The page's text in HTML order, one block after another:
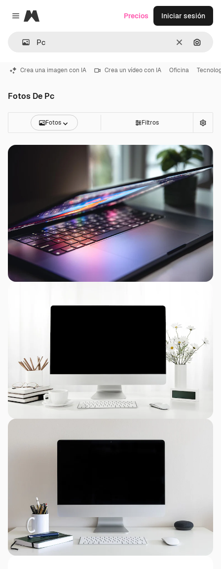
Close menu
Magnific
Borrar
Precios Iniciar sesión
Crea una imagen con IA Crea un vídeo con IA Oficina
Fotos De Pc
Fotos Filtros